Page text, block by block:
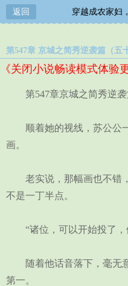
返回 穿越成农家妇
第547章 京城之简秀逆袭篇（五
《关闭小说畅读模式体验
第547章京城之简秀逆袭
顺着她的视线，苏公公一
画。
老实说，那幅画也不错，
不是一丁半点。
“诸位，可以开始投了，
随着他话音落下，毫无意
第一。